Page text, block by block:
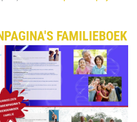
FAMILIEBOEK